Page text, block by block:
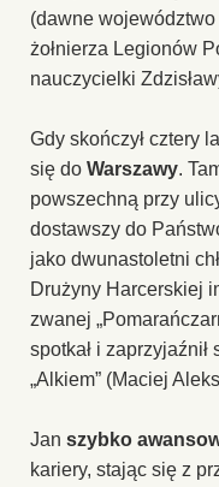
(dawne
żołnierza Legionów
nauczycielki
Gdy skończył cztery
się do Warszawy.
powszechną przy
dostawszy do
jako dwunastoletni
Drużyny Harcerskiej
zwanej
spotkał i zaprzyjaźnił
„Alkiem” (Maciej
Jan szybko
kariery, stając się z